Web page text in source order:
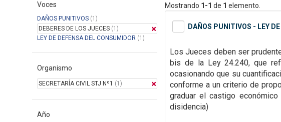
Voces
DAÑOS PUNITIVOS (1)
DEBERES DE LOS JUECES (1)
LEY DE DEFENSA DEL CONSUMIDOR (1)
Organismo
SECRETARÍA CIVIL STJ Nº1 (1)
Año
Mostrando 1-1 de 1 elemento.
DAÑOS PUNITIVOS - LEY
Los Jueces deben ser
bis de la Ley 24.240, que
ocasionando que su
conforme a un criterio de
graduar el castigo
disidencia)